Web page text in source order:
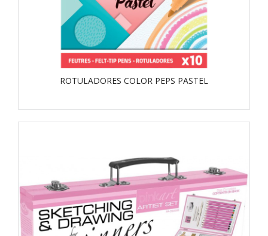
ROTULADORES COLOR PEPS PASTEL